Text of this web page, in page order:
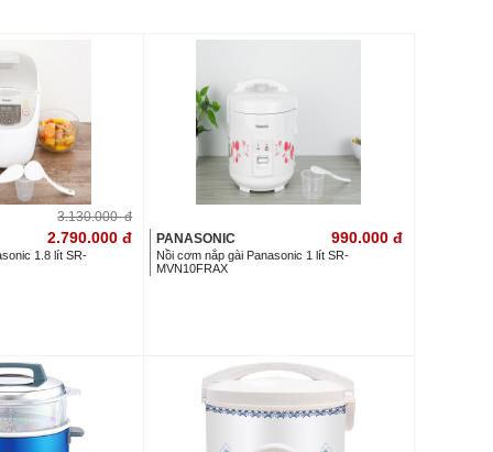
3.130.000 đ
2.790.000 đ
1.8 lít SR-
PANASONIC 990.000 đ
Nồi cơm nắp gài Panasonic 1 lít SR-
MVN10FRAX